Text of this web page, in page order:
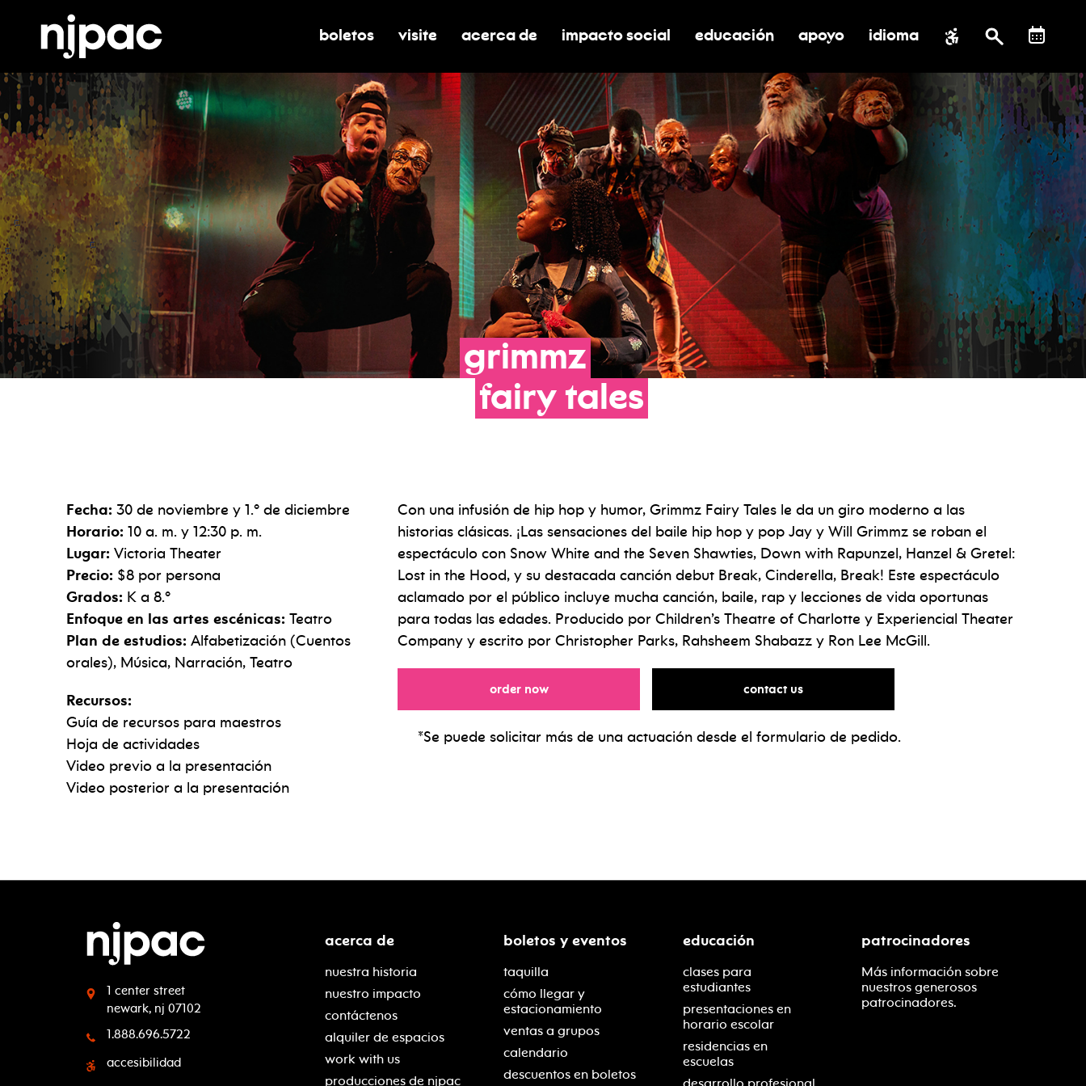
alternar submenú de boletos
boletos alternar submenú de visite
visite alternar submenú de acerca de
acerca de activar/desactivar el submenú de impacto social
impacto social alternar submenú de educación
educación alternar submenú de asistencia
apoyo idioma
grimmz
fairy tales
Fecha: 30 de noviembre y 1.º de diciembre
Horario: 10 a. m. y 12:30 p. m.
Lugar: Victoria Theater
Precio: $8 por persona
Grados: K a 8.º
Enfoque en las artes escénicas: Teatro
Plan de estudios: Alfabetización (Cuentos
orales), Música, Narración, Teatro
Recursos:
Guía de recursos para maestros
Hoja de actividades
Video previo a la presentación
Video posterior a la presentación
Con una infusión de hip hop y humor, Grimmz Fairy Tales le da un giro moderno a las
historias clásicas. ¡Las sensaciones del baile hip hop y pop Jay y Will Grimmz se roban el
espectáculo con Snow White and the Seven Shawties, Down with Rapunzel, Hanzel & Gretel:
Lost in the Hood, y su destacada canción debut Break, Cinderella, Break! Este espectáculo
aclamado por el público incluye mucha canción, baile, rap y lecciones de vida oportunas
para todas las edades. Producido por Children’s Theatre of Charlotte y Experiencial Theater
Company y escrito por Christopher Parks, Rahsheem Shabazz y Ron Lee McGill.
order nowfor contact usfor
*Se puede solicitar más de una actuación desde el formulario de pedido.
1 center street
newark, nj 07102
1.888.696.5722
accesibilidad
acerca de
nuestra historia
nuestro impacto
contáctenos
alquiler de espacios
work with us
producciones de njpac
boletos y eventos
taquilla
cómo llegar y
estacionamiento
ventas a grupos
calendario
descuentos en boletos
educación
clases para
estudiantes
presentaciones en
horario escolar
residencias en
escuelas
patrocinadores
Más información sobre
nuestros generosos
patrocinadores.